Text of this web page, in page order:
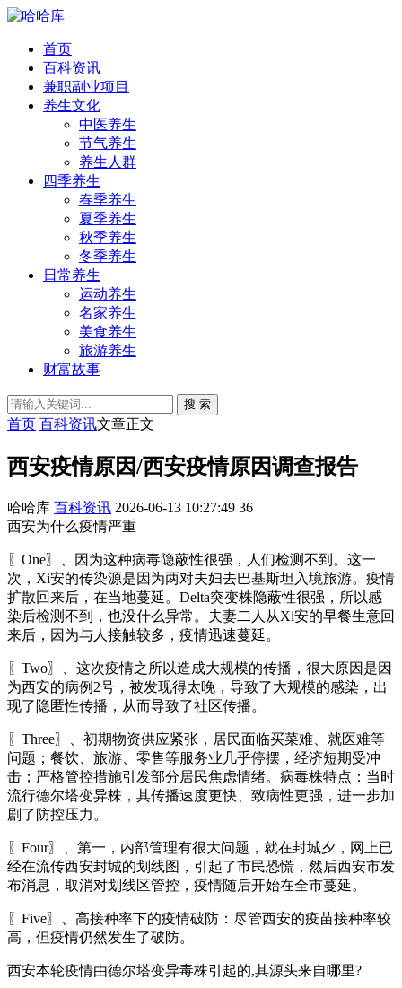
首页
百科资讯
兼职副业项目
养生文化
中医养生
节气养生
养生人群
四季养生
春季养生
夏季养生
秋季养生
冬季养生
日常养生
运动养生
名家养生
美食养生
旅游养生
财富故事
搜 索
首页 百科资讯文章正文
西安疫情原因/西安疫情原因调查报告
哈哈库 百科资讯 2026-06-13 10:27:49 36
西安为什么疫情严重
〖One〗、因为这种病毒隐蔽性很强，人们检测不到。这一
次，Xi安的传染源是因为两对夫妇去巴基斯坦入境旅游。疫情
扩散回来后，在当地蔓延。Delta突变株隐蔽性很强，所以感
染后检测不到，也没什么异常。夫妻二人从Xi安的早餐生意回
来后，因为与人接触较多，疫情迅速蔓延。
〖Two〗、这次疫情之所以造成大规模的传播，很大原因是因
为西安的病例2号，被发现得太晚，导致了大规模的感染，出
现了隐匿性传播，从而导致了社区传播。
〖Three〗、初期物资供应紧张，居民面临买菜难、就医难等
问题；餐饮、旅游、零售等服务业几乎停摆，经济短期受冲
击；严格管控措施引发部分居民焦虑情绪。病毒株特点：当时
流行德尔塔变异株，其传播速度更快、致病性更强，进一步加
剧了防控压力。
〖Four〗、第一，内部管理有很大问题，就在封城夕，网上已
经在流传西安封城的划线图，引起了市民恐慌，然后西安市发
布消息，取消对划线区管控，疫情随后开始在全市蔓延。
〖Five〗、高接种率下的疫情破防：尽管西安的疫苗接种率较
高，但疫情仍然发生了破防。
西安本轮疫情由德尔塔变异毒株引起的,其源头来自哪里?